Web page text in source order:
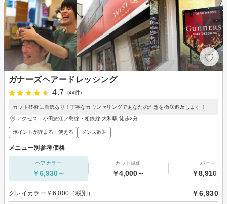
ガナーズヘアードレッシング
4.7
(44件)
カット技術に自信あり！丁寧なカウンセリングであなたの理想を徹底追及します！
アクセス：小田急江ノ島線・相鉄線 大和駅 徒歩2分
ポイントが貯まる・使える メンズ歓迎
メニュー別参考価格
ヘアカラー
￥6,930～
カット単価
￥4,000～
パーマ
￥8,910～
グレイカラー￥6,000（税別） ￥6,930